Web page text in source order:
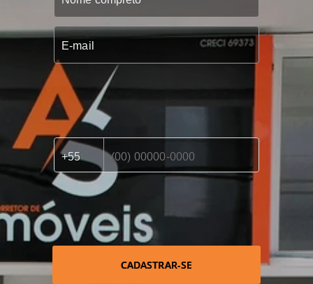
CADASTRAR-SE